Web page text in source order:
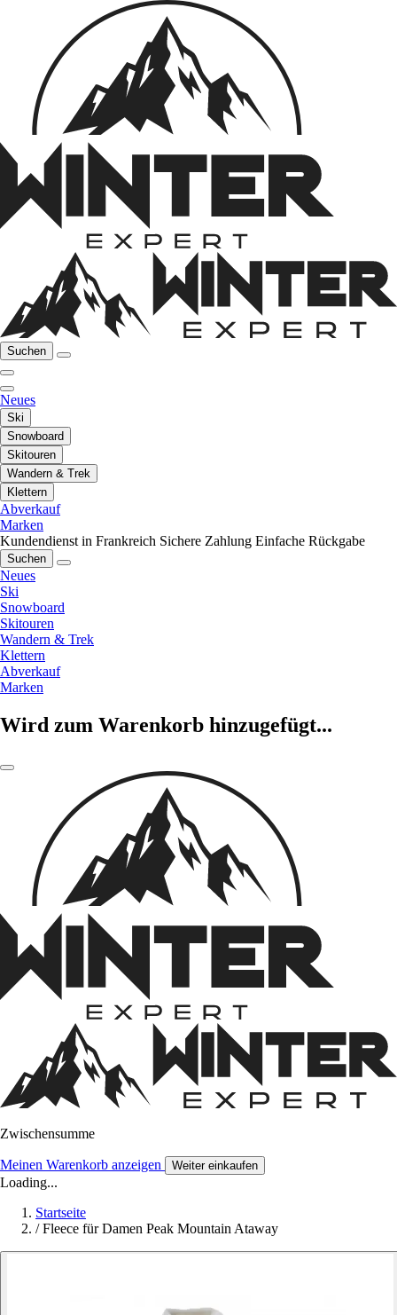
Suchen
Neues
Ski
Snowboard
Skitouren
Wandern & Trek
Klettern
Abverkauf
Marken
Kundendienst in Frankreich Sichere Zahlung Einfache Rückgabe
Suchen
Neues
Ski
Snowboard
Skitouren
Wandern & Trek
Klettern
Abverkauf
Marken
Wird zum Warenkorb hinzugefügt...
Zwischensumme
Meinen Warenkorb anzeigen Weiter einkaufen
Loading...
Startseite
/ Fleece für Damen Peak Mountain Ataway